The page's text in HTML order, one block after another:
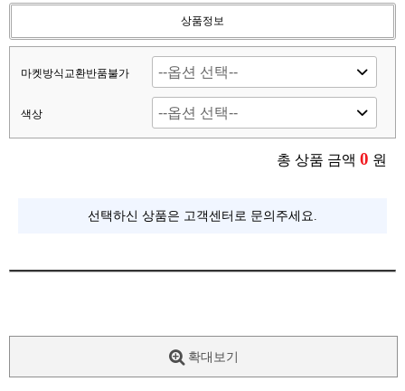
상품정보
마켓방식교환반품불가
색상
총 상품 금액 0 원
선택하신 상품은 고객센터로 문의주세요.
확대보기